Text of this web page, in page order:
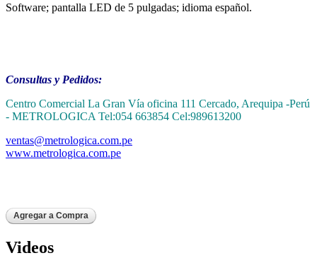
Software; pantalla LED de 5 pulgadas; idioma español.
Consultas y Pedidos:
Centro Comercial La Gran Vía oficina 111 Cercado, Arequipa -Perú
- METROLOGICA Tel:054 663854 Cel:989613200
ventas@metrologica.com.pe
www.metrologica.com.pe
Videos